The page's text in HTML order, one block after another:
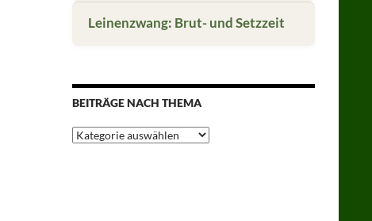
Leinenzwang: Brut- und Setzzeit
BEITRÄGE NACH THEMA
Beiträge
nach